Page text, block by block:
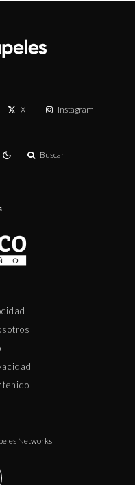
X Instagram
Buscar
Networks